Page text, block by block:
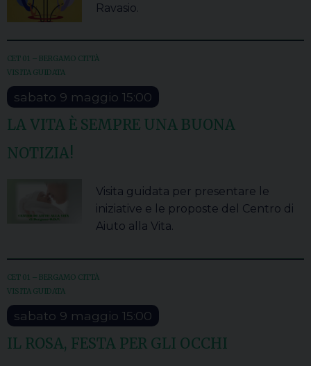
Ravasio.
CET 01 – BERGAMO CITTÀ
VISITA GUIDATA
sabato 9 maggio 15:00
LA VITA È SEMPRE UNA BUONA
NOTIZIA!
Visita guidata per presentare le
iniziative e le proposte del Centro di
Aiuto alla Vita.
CET 01 – BERGAMO CITTÀ
VISITA GUIDATA
sabato 9 maggio 15:00
IL ROSA, FESTA PER GLI OCCHI